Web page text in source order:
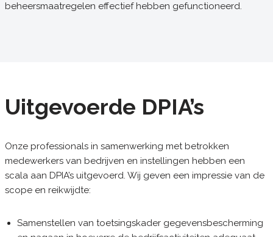
beheersmaatregelen effectief hebben gefunctioneerd.
Uitgevoerde DPIA’s
Onze professionals in samenwerking met betrokken
medewerkers van bedrijven en instellingen hebben een
scala aan DPIA’s uitgevoerd. Wij geven een impressie van de
scope en reikwijdte:
Samenstellen van toetsingskader gegevensbescherming